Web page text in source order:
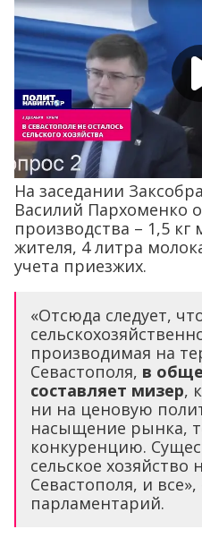
На заседании
Василий Пархоменко
производства – 1,5 кг
жителя, 4 литра
учета приезжих.
«Отсюда следует,
производимая на
Севастополя, в
составляет мизер,
ни на ценовую
насыщение рынка,
конкуренцию.
сельское хозяйство
Севастополя, и
парламентарий.